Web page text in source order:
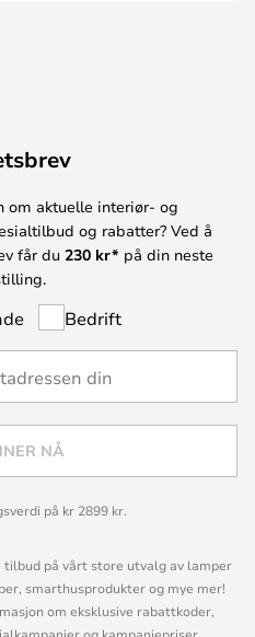
om aktuelle interiør- og
og rabatter? Ved å
får du 230 kr* på din neste
Bedrift
NÅ
på kr 2899 kr.
tilbud på vårt store utvalg av lamper
smarthusprodukter og mye mer!
om eksklusive rabattkoder,